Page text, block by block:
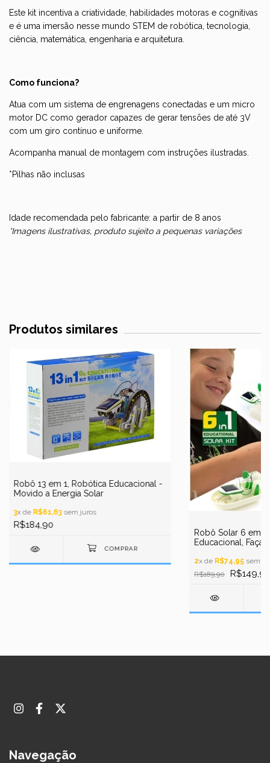
Este kit incentiva a criatividade, habilidades motoras e cognitivas
e é uma imersão nesse mundo STEM de robótica, tecnologia,
ciência, matemática, engenharia e arquitetura.
Como funciona?
Atua com um sistema de engrenagens conectadas e um micro
motor DC como gerador capazes de gerar tensões de até 3V
com um giro contínuo e uniforme.
Acompanha manual de montagem com instruções ilustradas.
*Pilhas não inclusas
Idade recomendada pelo fabricante: a partir de 8 anos
*Imagens ilustrativas, produto sujeito a pequenas variações
Produtos similares
Robô 13 em 1, Robótica Educacional -
Movido a Energia Solar
3x de R$61,63sem juros
R$184,90
Robô Solar 6 em
Educacional, Faça
2x de R$74,95sem
R$189,90
R$149,90
Navegação